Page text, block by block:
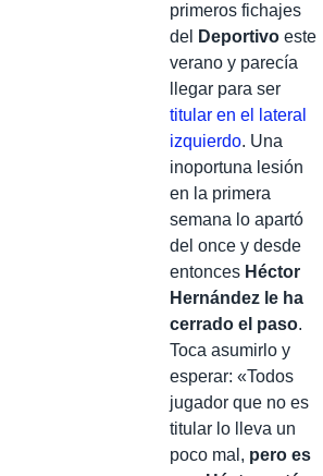
primeros fichajes
del
Deportivo este
verano y parecía
llegar para ser
titular en el lateral
izquierdo. Una
inoportuna lesión
en la primera
semana lo apartó
del once y desde
entonces Héctor
Hernández le ha
cerrado el paso.
Toca asumirlo y
esperar: «Todos
jugador que no es
titular lo lleva un
poco mal, pero es